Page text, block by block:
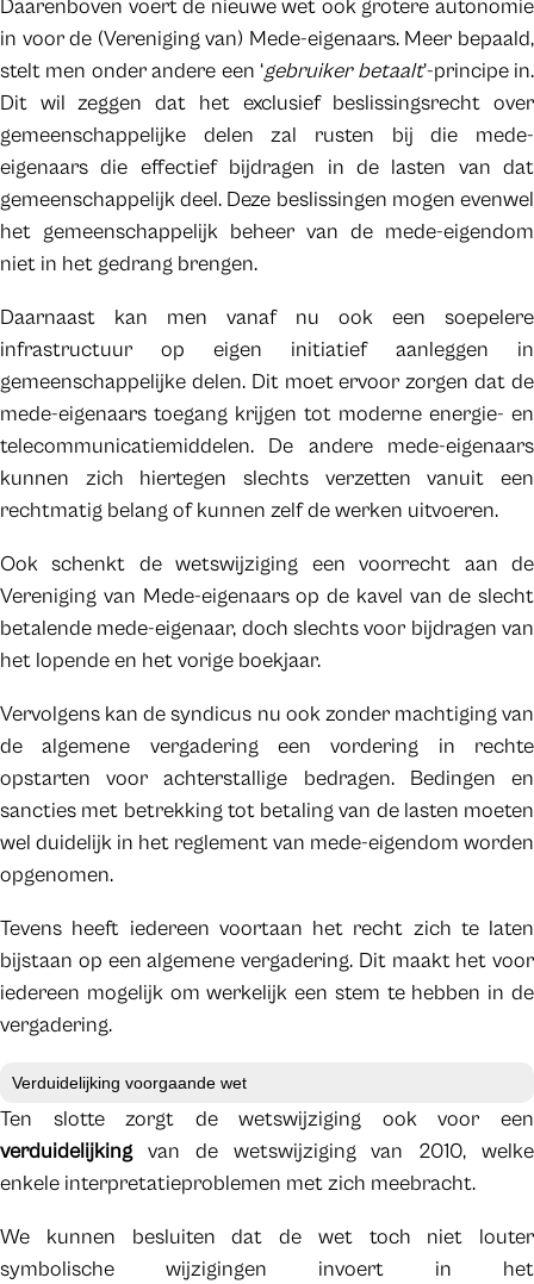
Daarenboven voert de nieuwe wet ook grotere autonomie
in voor de (Vereniging van) Mede-eigenaars. Meer bepaald,
stelt men onder andere een ‘gebruiker betaalt’-principe in.
Dit wil zeggen dat het exclusief beslissingsrecht over
gemeenschappelijke delen zal rusten bij die mede-
eigenaars die effectief bijdragen in de lasten van dat
gemeenschappelijk deel. Deze beslissingen mogen evenwel
het gemeenschappelijk beheer van de mede-eigendom
niet in het gedrang brengen.
Daarnaast kan men vanaf nu ook een soepelere
infrastructuur op eigen initiatief aanleggen in
gemeenschappelijke delen. Dit moet ervoor zorgen dat de
mede-eigenaars toegang krijgen tot moderne energie- en
telecommunicatiemiddelen. De andere mede-eigenaars
kunnen zich hiertegen slechts verzetten vanuit een
rechtmatig belang of kunnen zelf de werken uitvoeren.
Ook schenkt de wetswijziging een voorrecht aan de
Vereniging van Mede-eigenaars op de kavel van de slecht
betalende mede-eigenaar, doch slechts voor bijdragen van
het lopende en het vorige boekjaar.
Vervolgens kan de syndicus nu ook zonder machtiging van
de algemene vergadering een vordering in rechte
opstarten voor achterstallige bedragen. Bedingen en
sancties met betrekking tot betaling van de lasten moeten
wel duidelijk in het reglement van mede-eigendom worden
opgenomen.
Tevens heeft iedereen voortaan het recht zich te laten
bijstaan op een algemene vergadering. Dit maakt het voor
iedereen mogelijk om werkelijk een stem te hebben in de
vergadering.
Verduidelijking voorgaande wet
Ten slotte zorgt de wetswijziging ook voor een
verduidelijkingvan de wetswijziging van 2010, welke
enkele interpretatieproblemen met zich meebracht.
We kunnen besluiten dat de wet toch niet louter
symbolische wijzigingen invoert in het